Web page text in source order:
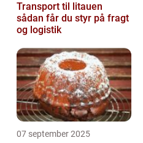
Transport til litauen
sådan får du styr på fragt
og logistik
07 september 2025